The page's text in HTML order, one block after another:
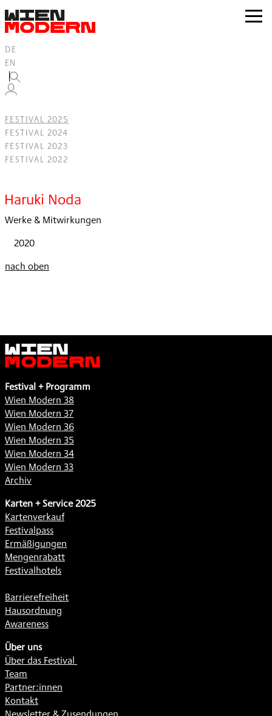
springen
zur
DE
EN
FESTIVAL 2025
FESTIVAL 2024
FESTIVAL 2023
FESTIVAL 2022
Haruki Noda
Werke & Mitwirkungen
2020
nach oben
Wien
Modern
Festival + Programm
Wien Modern 38
Wien Modern 37
Wien Modern 36
Wien Modern 35
Wien Modern 34
Wien Modern 33
Archiv
Karten + Service 2025
Kartenverkauf
Festivalpass
Ermäßigungen
Mengenrabatt
Festivalhotels
Barrierefreiheit
Hausordnung
Awareness
Über uns
Über das Festival
Team
Partner:innen
Kontakt